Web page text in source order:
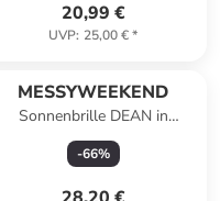
20,99 €
UVP: 25,00 €*
MESSYWEEKEND
Sonnenbrille DEAN in
schwarz
-66%